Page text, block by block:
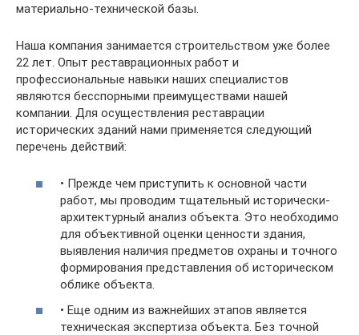
материально-технической базы.
Наша компания занимается строительством уже более
22 лет. Опыт реставрационных работ и
профессиональные навыки наших специалистов
являются бесспорными преимуществами нашей
компании. Для осуществления реставрации
исторических зданий нами применяется следующий
перечень действий:
• Прежде чем приступить к основной части
работ, мы проводим тщательный исторически-
архитектурный анализ объекта. Это необходимо
для объективной оценки ценности здания,
выявления наличия предметов охраны и точного
формирования представления об историческом
облике объекта.
• Еще одним из важнейших этапов является
техническая экспертиза объекта. Без точной